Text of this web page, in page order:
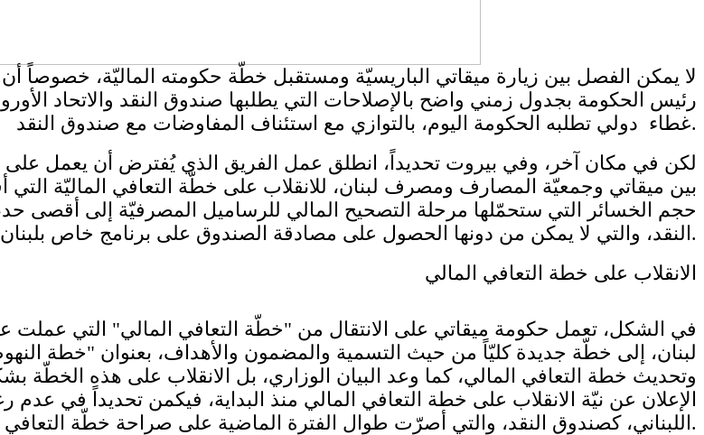
لا يمكن الفصل بين زيارة ميقاتي الباريسيّة ومستقبل خطّة حكومته الماليّة، خصوصاً
رئيس الحكومة بجدول زمني واضح بالإصلاحات التي يطلبها صندوق النقد والاتحاد
غطاء دولي تطلبه الحكومة اليوم، بالتوازي مع استئناف المفاوضات مع صندوق النقد.
لكن في مكان آخر، وفي بيروت تحديداً، انطلق عمل الفريق الذي يُفترض أن يعمل على
بين ميقاتي وجمعيّة المصارف ومصرف لبنان، للانقلاب على خطّة التعافي الماليّة
حجم الخسائر التي ستحمّلها مرحلة التصحيح المالي للرساميل المصرفيّة إلى
النقد، والتي لا يمكن من دونها الحصول على مصادقة الصندوق على برنامج خاص بلبنان.
الانقلاب على خطة التعافي المالي
في الشكل، تعمل حكومة ميقاتي على الانتقال من "خطّة التعافي المالي" التي
لبنان، إلى خطّة جديدة كليّاً من حيث التسمية والمضمون والأهداف، بعنوان "خطة
وتحديث خطة التعافي المالي، كما وعد البيان الوزاري، بل الانقلاب على هذه الخطّة
الإعلان عن نيّة الانقلاب على خطة التعافي المالي منذ البداية، فيكمن تحديداً في عدم
اللبناني، كصندوق النقد، والتي أصرّت طوال الفترة الماضية على صراحة خطّة التعافي المالي في الإعلان عن الخسائر ومعالجتها.